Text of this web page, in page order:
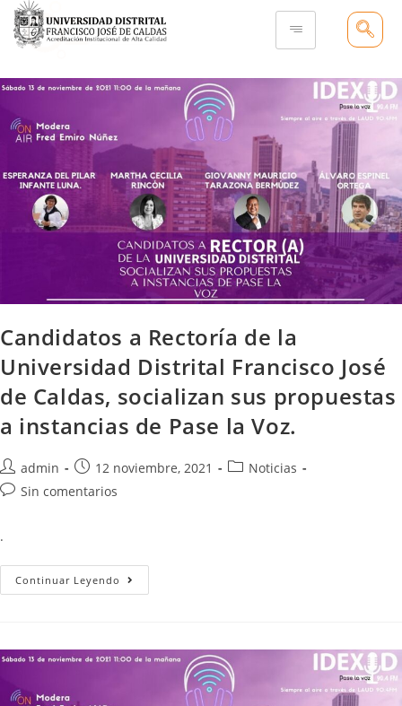
Candidatos a Rectoría de la
Universidad Distrital Francisco José
de Caldas, socializan sus propuestas
a instancias de Pase la Voz.
admin 12 noviembre, 2021
Noticias
Sin comentarios
.
Continuar Leyendo